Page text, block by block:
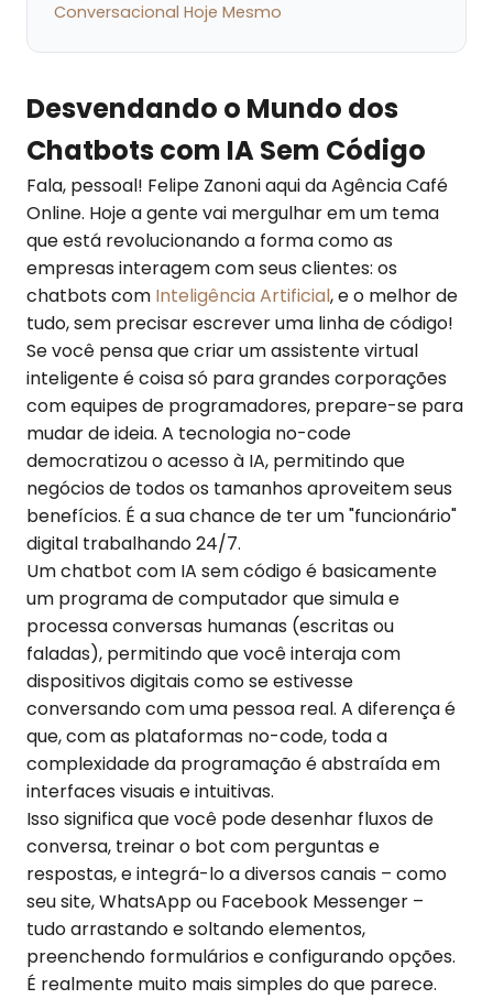
Conversacional Hoje Mesmo
Desvendando o Mundo dos
Chatbots com IA Sem Código
Fala, pessoal! Felipe Zanoni aqui da Agência Café
Online. Hoje a gente vai mergulhar em um tema
que está revolucionando a forma como as
empresas interagem com seus clientes: os
chatbots com Inteligência Artificial, e o melhor de
tudo, sem precisar escrever uma linha de código!
Se você pensa que criar um assistente virtual
inteligente é coisa só para grandes corporações
com equipes de programadores, prepare-se para
mudar de ideia. A tecnologia no-code
democratizou o acesso à IA, permitindo que
negócios de todos os tamanhos aproveitem seus
benefícios. É a sua chance de ter um "funcionário"
digital trabalhando 24/7.
Um chatbot com IA sem código é basicamente
um programa de computador que simula e
processa conversas humanas (escritas ou
faladas), permitindo que você interaja com
dispositivos digitais como se estivesse
conversando com uma pessoa real. A diferença é
que, com as plataformas no-code, toda a
complexidade da programação é abstraída em
interfaces visuais e intuitivas.
Isso significa que você pode desenhar fluxos de
conversa, treinar o bot com perguntas e
respostas, e integrá-lo a diversos canais – como
seu site, WhatsApp ou Facebook Messenger –
tudo arrastando e soltando elementos,
preenchendo formulários e configurando opções.
É realmente muito mais simples do que parece.